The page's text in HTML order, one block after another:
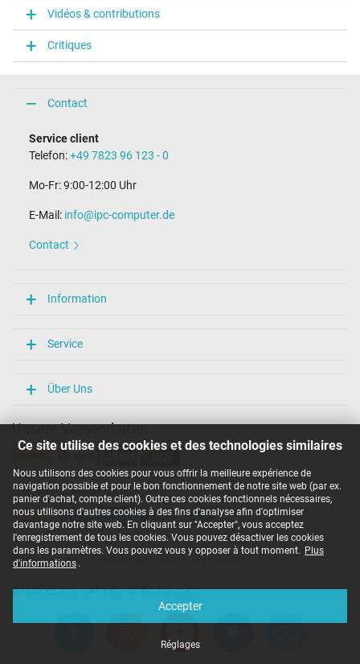
Ce site utilise des cookies et des technologies similaires
Nous utilisons des cookies pour vous offrir la meilleure expérience de
navigation possible et pour le bon fonctionnement de notre site web (par ex.
panier d'achat, compte client). Outre ces cookies fonctionnels nécessaires,
nous utilisons d'autres cookies à des fins d'analyse afin d'optimiser
davantage notre site web. En cliquant sur "Accepter", vous acceptez
l'enregistrement de tous les cookies. Vous pouvez désactiver les cookies
dans les paramètres. Vous pouvez vous y opposer à tout moment. Plus
d'informations .
Accepter
Réglages
Vidéos & contributions
Critiques
Contact
Service client
Telefon:+49 7823 96 123 - 0
Mo-Fr: 9:00-12:00 Uhr
E-Mail: info@ipc-computer.de
Contact
Information
Service
Über Uns
Unsere Versandarten
Unsere Zahlarten
Copyright ©IPC-Computer Deutschland GmbH
All prices incl. VAT excl. shipping costs